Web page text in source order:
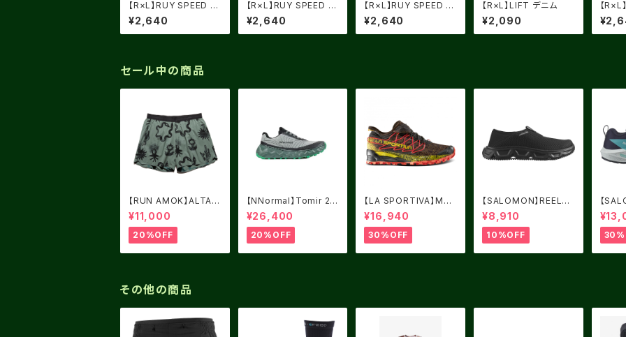
【R×L】RUY SPEED 2
稲穂ゴールド×オレンジ
¥2,640
【R×L】RUY SPEED 2
ブラック X チャコール
¥2,640
【R×L】RUY SPEED 2
モスグリーン X ライトイ
エロー
¥2,640
【R×L】LIFT デニム
¥2,090
【
ブラッ
セール中の商品
【RUN AMOK】ALTA
5" FOREST
¥11,000
20%OFF
【NNormal】Tomir 2.0
Green USM8.0/UK7.
5
¥26,400
20%OFF
【LA SPORTIVA】MUT
AN BLACK/YELLOW
サイズ：41
¥16,940
30%OFF
【SALOMON】REELAX
MOC 6.0 Black / Bla
ck / Alloy
¥8,910
10%OFF
【
RIDE
mere
/
その他の商品